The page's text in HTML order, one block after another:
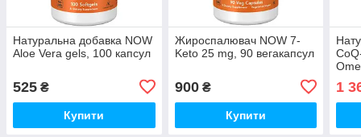
Натуральна добавка NOW
Aloe Vera gels, 100 капсул
525 ₴
Купити
Жироспалювач NOW 7-
Keto 25 mg, 90 вегакапсул
900₴
Купити
1